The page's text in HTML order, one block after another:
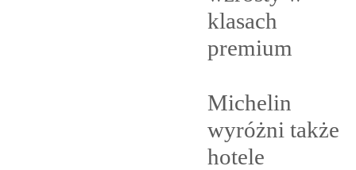
klasach
premium
Michelin
wyróżni także
hotele